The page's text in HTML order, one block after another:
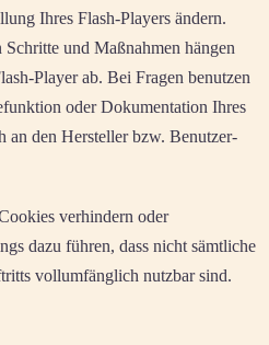
Ihres Flash-Players ändern.
und Maßnahmen hängen
Player ab. Bei Fragen benutzen
oder Dokumentation Ihres
an den Hersteller bzw. Benutzer-
verhindern oder
dazu führen, dass nicht sämtliche
vollumfänglich nutzbar sind.